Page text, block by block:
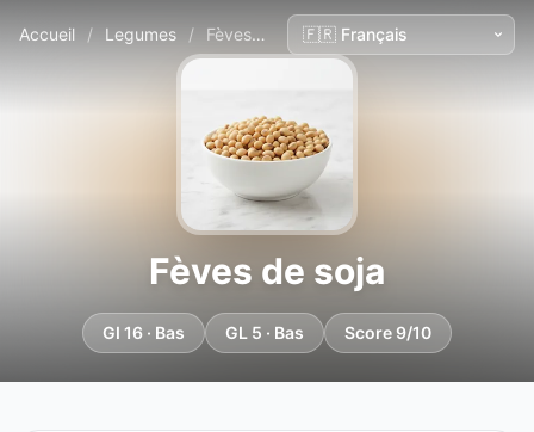
Accueil / Legumes / Fèves de soja
Fèves de soja
GI 16 · Bas GL 5 · Bas Score 9/10